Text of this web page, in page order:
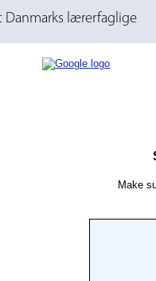
Danmarks lærerfaglige